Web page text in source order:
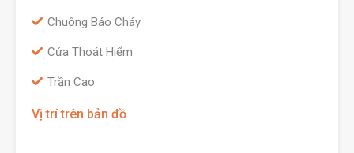
Chuông Báo Cháy
Cửa Thoát Hiểm
Trần Cao
Vị trí trên bản đồ